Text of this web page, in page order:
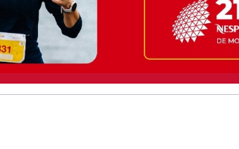
à
Montréal 2026